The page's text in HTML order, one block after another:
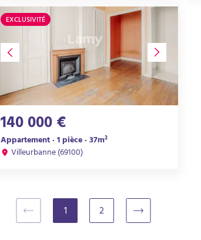
EXCLUSIVITÉ
140 000 €
Appartement · 1 pièce · 37m²
Villeurbanne (69100)
1(current)2